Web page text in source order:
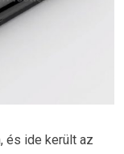
és ide került az